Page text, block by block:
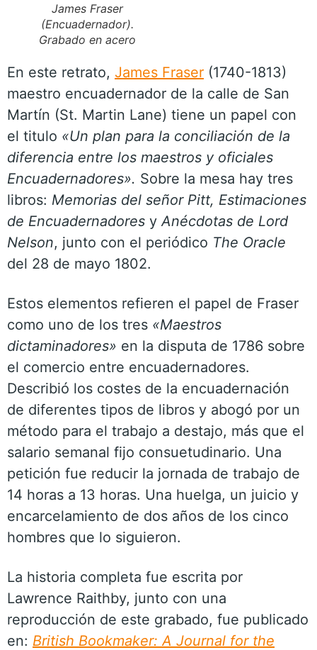
James Fraser
(Encuadernador).
Grabado en acero
En este retrato, James Fraser (1740-1813)
maestro encuadernador de la calle de San
Martín (St. Martin Lane) tiene un papel con
el titulo «Un plan para la conciliación de la
diferencia entre los maestros y oficiales
Encuadernadores». Sobre la mesa hay tres
libros: Memorias del señor Pitt, Estimaciones
de Encuadernadores yAnécdotas de Lord
Nelson, junto con el periódico The Oracle
del 28 de mayo 1802.
Estos elementos refieren el papel de Fraser
como uno de los tres «Maestros
dictaminadores» en la disputa de 1786 sobre
el comercio entre encuadernadores.
Describió los costes de la encuadernación
de diferentes tipos de libros y abogó por un
método para el trabajo a destajo, más que el
salario semanal fijo consuetudinario. Una
petición fue reducir la jornada de trabajo de
14 horas a 13 horas. Una huelga, un juicio y
encarcelamiento de dos años de los cinco
hombres que lo siguieron.
La historia completa fue escrita por
Lawrence Raithby, junto con una
reproducción de este grabado, fue publicado
en: British Bookmaker: A Journal for the